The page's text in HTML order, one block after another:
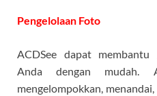
Pengelolaan Foto
ACDSee dapat
Anda dengan mudah.
mengelompokkan,